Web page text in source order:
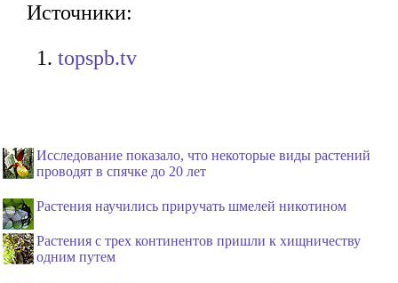
Источники:
topspb.tv
Исследование показало, что некоторые виды растений
проводят в спячке до 20 лет
Растения научились приручать шмелей никотином
Растения с трех континентов пришли к хищничеству
одним путем